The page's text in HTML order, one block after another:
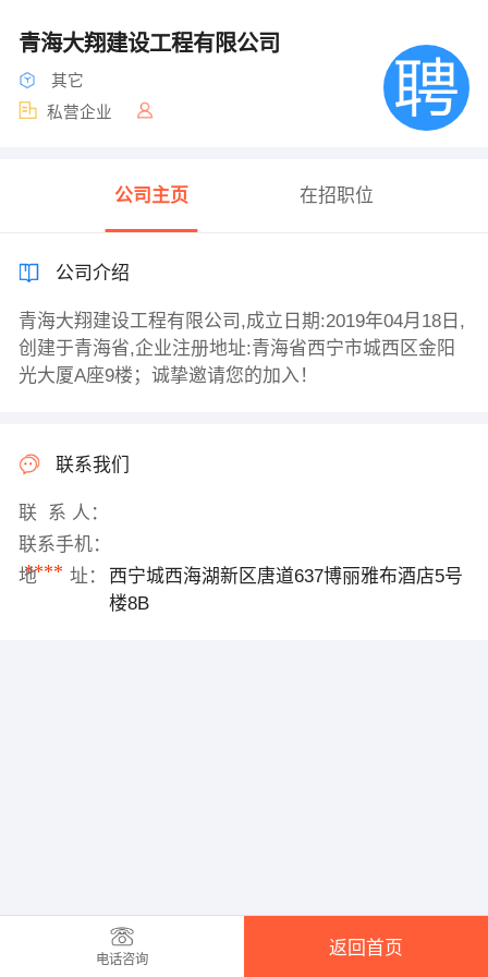
青海大翔建设工程有限公司
其它
私营企业
公司主页 在招职位
公司介绍
青海大翔建设工程有限公司,成立日期:2019年04月18日,
创建于青海省,企业注册地址:青海省西宁市城西区金阳
光大厦A座9楼；诚挚邀请您的加入！
联系我们
联 系 人：
联系手机：
****
地 址：
西宁城西海湖新区唐道637博丽雅布酒店5号
楼8B
电话咨询
返回首页